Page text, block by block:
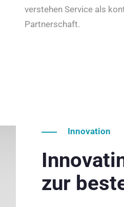
verstehen Service als
Partnerschaft.
Innovation
zur